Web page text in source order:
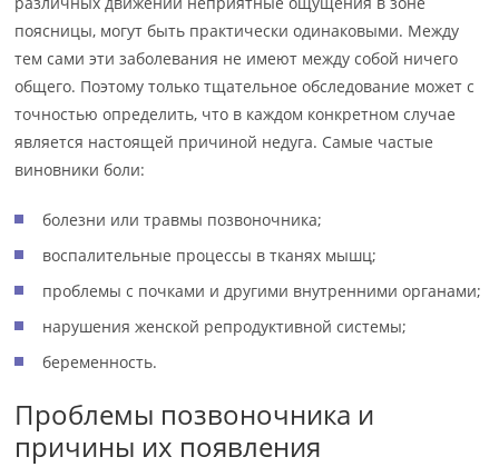
поясницы, могут быть практически одинаковыми. Между
тем сами эти заболевания не имеют между собой ничего
общего. Поэтому только тщательное обследование может с
точностью определить, что в каждом конкретном случае
является настоящей причиной недуга. Самые частые
виновники боли:
болезни или травмы позвоночника;
воспалительные процессы в тканях мышц;
проблемы с почками и другими внутренними органами;
нарушения женской репродуктивной системы;
беременность.
Проблемы позвоночника и
причины их появления